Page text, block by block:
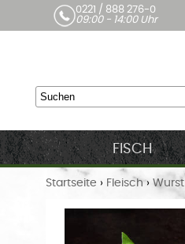
0221 / 888 276-0
09:00 - 14:00 Uhr
FISCH
Startseite › Fleisch › Wurst